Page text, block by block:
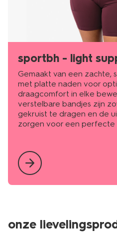
sportbh - light
Gemaakt van een zachte,
met platte naden voor
draagcomfort in elke
verstelbare bandjes zijn
gekruist te dragen en de
zorgen voor een perfecte
onze
30% korting